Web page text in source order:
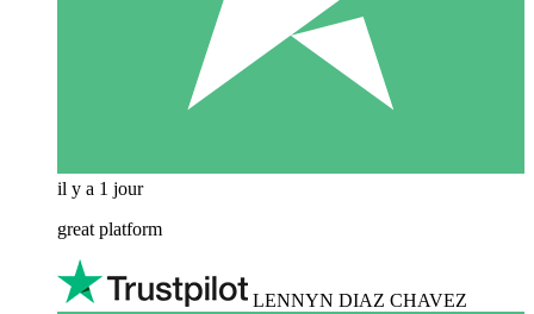
il y a 1 jour
great platform
LENNYN DIAZ CHAVEZ